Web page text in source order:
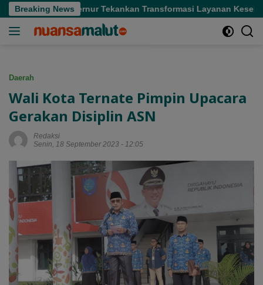
Langsung
ke
Breaking News
Gubernur Tekankan Transformasi Layanan Kesehatan
Daerah
Wali Kota Ternate Pimpin Upacara
Gerakan Disiplin ASN
Redaksi
Senin, 18 September 2023 - 12:05